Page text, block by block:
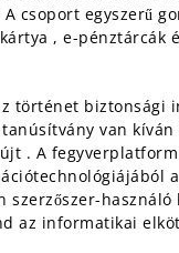
csoport egyszerű
, e-pénztárcák
történet biztonsági
van kíván
. A
használó
az informatikai